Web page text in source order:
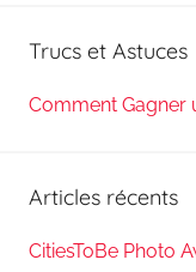
Trucs et Astuces
Comment Gagner
Articles récents
CitiesToBe Photo